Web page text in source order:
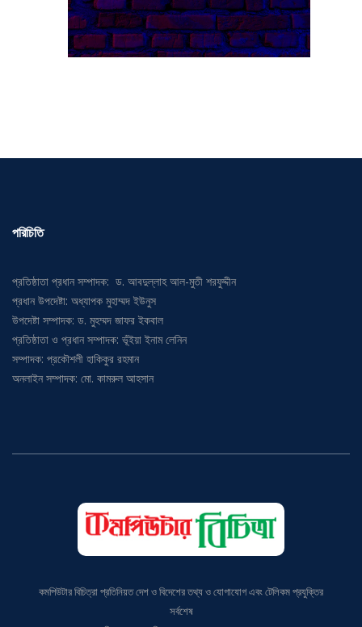
পরিচিতি
প্রতিষ্ঠাতা প্রধান সম্পাদক: ড. আবদুল্লাহ আল-মুতী শরফুদ্দীন
প্রধান উপদেষ্টা: অধ্যাপক মুহাম্মদ ইউনুস
উপদেষ্টা সম্পাদক: ড. মুহম্মদ জাফর ইকবাল
প্রতিষ্ঠাতা ও প্রধান সম্পাদক: ভূঁইয়া ইনাম লেনিন
সম্পাদক: প্রকৌশলী হাকিকুর রহমান
অনলাইন সম্পাদক: মো. কামরুল আহসান
কমপিউটার বিচিত্রা প্রতিনিয়ত দেশ ও বিদেশের তথ্য ও যোগাযোগ এবং টেলিকম প্রযুক্তির
সর্বশেষ